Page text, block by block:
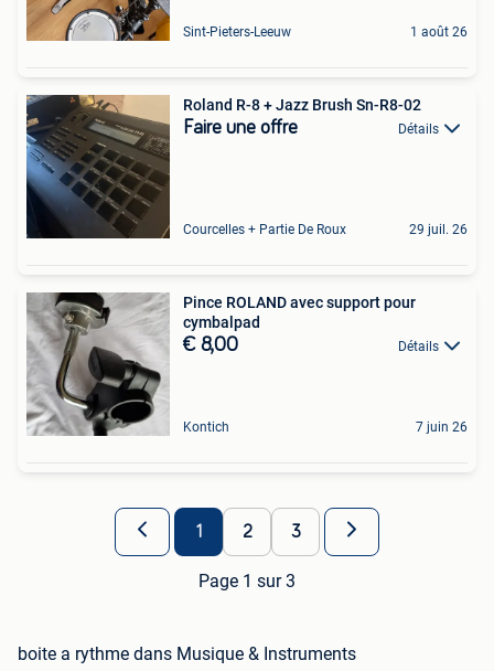
Sint-Pieters-Leeuw 1 août 26
Roland R-8 + Jazz Brush Sn-R8-02
Faire une offre Détails
Courcelles + Partie De Roux 29 juil. 26
Pince ROLAND avec support pour
cymbalpad
€ 8,00 Détails
Kontich 7 juin 26
1 2 3
Page 1 sur 3
boite a rythme dans Musique & Instruments